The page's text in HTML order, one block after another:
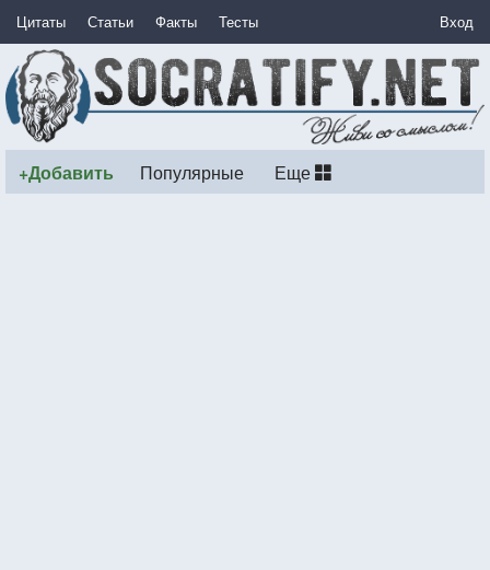
Цитаты Статьи Факты Тесты Вход
+Добавить Популярные Еще